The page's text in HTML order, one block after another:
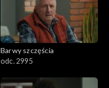
Barwy szczęścia
odc. 2995